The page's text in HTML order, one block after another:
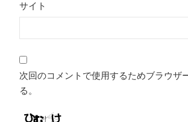
サイト
次回のコメントで使用するためブラウザ
る。